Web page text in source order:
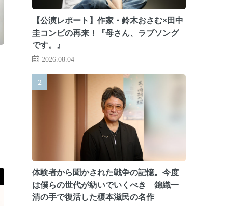
【公演レポート】作家・鈴木おさむ×田中
圭コンビの再来！『母さん、ラブソング
です。』
2026.08.04
体験者から聞かされた戦争の記憶。今度
は僕らの世代が紡いでいくべき 錦織一
清の手で復活した榎本滋民の名作